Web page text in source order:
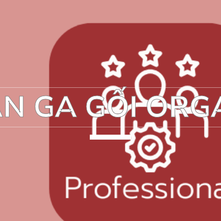
GA GỐI